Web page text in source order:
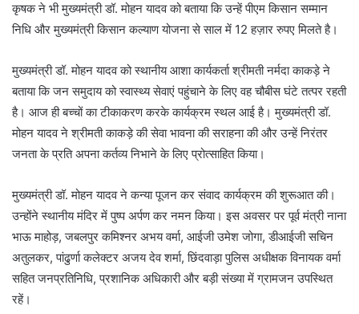
कृषक ने भी मुख्यमंत्री डॉ. मोहन यादव को बताया कि उन्हें पीएम किसान सम्मान
निधि और मुख्यमंत्री किसान कल्याण योजना से साल में 12 हज़ार रुपए मिलते है।
मुख्यमंत्री डॉ. मोहन यादव को स्थानीय आशा कार्यकर्ता श्रीमती नर्मदा काकड़े ने
बताया कि जन समुदाय को स्वास्थ्य सेवाएं पहुंचाने के लिए वह चौबीस घंटे तत्पर रहती
है। आज ही बच्चों का टीकाकरण करके कार्यक्रम स्थल आई है। मुख्यमंत्री डॉ.
मोहन यादव ने श्रीमती काकड़े की सेवा भावना की सराहना की और उन्हें निरंतर
जनता के प्रति अपना कर्तव्य निभाने के लिए प्रोत्साहित किया।
मुख्यमंत्री डॉ. मोहन यादव ने कन्या पूजन कर संवाद कार्यक्रम की शुरूआत की।
उन्होंने स्थानीय मंदिर में पुष्प अर्पण कर नमन किया। इस अवसर पर पूर्व मंत्री नाना
भाऊ माहोड़, जबलपुर कमिश्नर अभय वर्मा, आईजी उमेश जोगा, डीआईजी सचिन
अतुलकर, पांढुर्णा कलेक्टर अजय देव शर्मा, छिंदवाड़ा पुलिस अधीक्षक विनायक वर्मा
सहित जनप्रतिनिधि, प्रशानिक अधिकारी और बड़ी संख्या में ग्रामजन उपस्थित
रहें।